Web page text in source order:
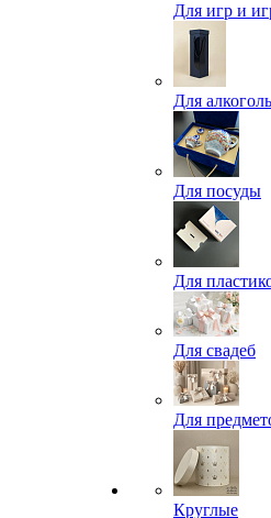
Для игр и
Для
Для посуды
Для
Для свадеб
Для
Круглые